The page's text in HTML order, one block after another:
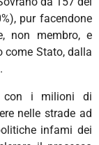
pur facendone
non membro, e
come Stato, dalla
con i milioni di
nelle strade ad
infami dei